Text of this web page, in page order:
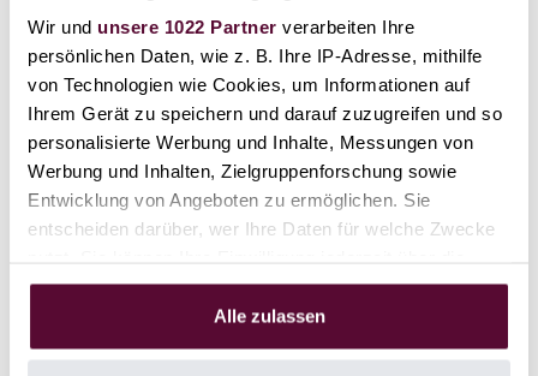
Wir und unsere 1022 Partner verarbeiten Ihre
persönlichen Daten, wie z. B. Ihre IP-Adresse, mithilfe
von Technologien wie Cookies, um Informationen auf
Ihrem Gerät zu speichern und darauf zuzugreifen und so
personalisierte Werbung und Inhalte, Messungen von
Werbung und Inhalten, Zielgruppenforschung sowie
Entwicklung von Angeboten zu ermöglichen. Sie
entscheiden darüber, wer Ihre Daten für welche Zwecke
Cookie-Erklärung oder durch Klicken auf das Privacy
Trigger Symbol ändern oder widerrufen
Alle zulassen
Videosoftware für
Websites
bereitstellen.
Marketing (14)
Marketing-Cookies werden verwendet, um
Besuchern auf Webseiten zu folgen. Die Absicht
daher wertvoller für Publisher und werbetreibende
Drittparteien sind.